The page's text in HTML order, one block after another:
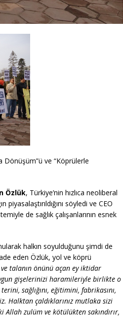
Dönüşüm”ü ve “Köprülerle
Özlük, Türkiye’nin hızlıca neoliberal
söyledi ve CEO
de sağlık çalışanlarının esnek
halkın soyulduğunu şimdi de
eden Özlük, yol ve köprü
ve talanın önünü açan ey iktidar
gişelerinizi haramileriyle birlikte o
sağlığını, eğitimini, fabrikasını,
Halktan çaldıklarınız mutlaka sizi
zulüm ve kötülükten sakındırır,